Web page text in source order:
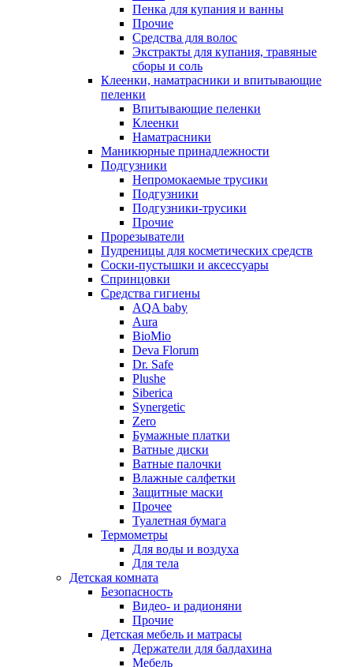
Пенка для купания и ванны
Прочие
Средства для волос
Экстракты для купания, травяные
сборы и соль
Клеенки, наматрасники и впитывающие
пеленки
Впитывающие пеленки
Клеенки
Наматрасники
Маникюрные принадлежности
Подгузники
Непромокаемые трусики
Подгузники
Подгузники-трусики
Прочие
Прорезыватели
Пудреницы для косметических средств
Соски-пустышки и аксессуары
Спринцовки
Средства гигиены
AQA baby
Aura
BioMio
Deva Florum
Dr. Safe
Plushe
Siberica
Synergetic
Zero
Бумажные платки
Ватные диски
Ватные палочки
Влажные салфетки
Защитные маски
Прочее
Туалетная бумага
Термометры
Для воды и воздуха
Для тела
Детская комната
Безопасность
Видео- и радионяни
Прочие
Детская мебель и матрасы
Держатели для балдахина
Мебель